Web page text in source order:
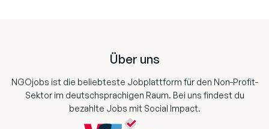
Über uns
NGOjobs ist die beliebteste Jobplattform für den Non-Profit-
Sektor im deutschsprachigen Raum. Bei uns findest du
bezahlte Jobs mit Social Impact.